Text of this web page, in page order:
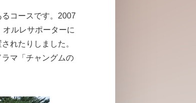
コースです。2007
ルレサポーターに
れたりしました。
マ「チャングムの